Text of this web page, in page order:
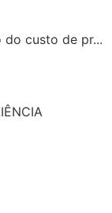
do custo de pr...